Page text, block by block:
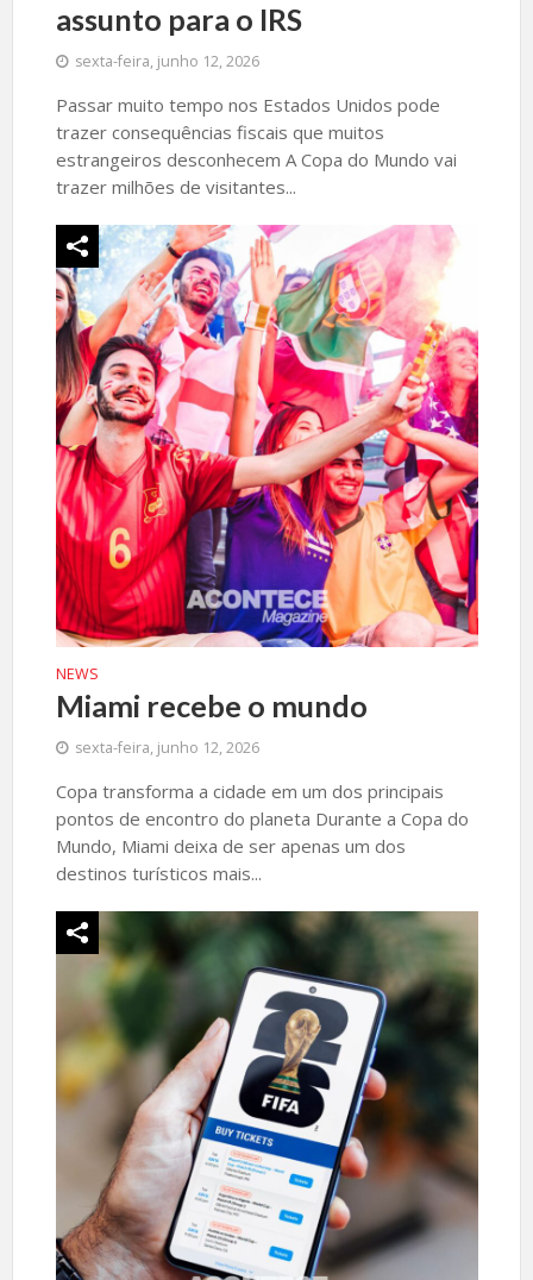
assunto para o IRS
sexta-feira, junho 12, 2026
Passar muito tempo nos Estados Unidos pode
trazer consequências fiscais que muitos
estrangeiros desconhecem A Copa do Mundo vai
trazer milhões de visitantes...
NEWS
Miami recebe o mundo
sexta-feira, junho 12, 2026
Copa transforma a cidade em um dos principais
pontos de encontro do planeta Durante a Copa do
Mundo, Miami deixa de ser apenas um dos
destinos turísticos mais...